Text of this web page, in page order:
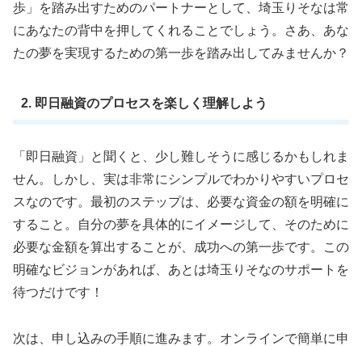
歩」を踏み出すためのパートナーとして、埼玉りそなは常
にあなたの背中を押してくれることでしょう。さあ、あな
たの夢を実現するための第一歩を踏み出してみませんか？
2. 即日融資のプロセスを楽しく理解しよう
「即日融資」と聞くと、少し難しそうに感じるかもしれま
せん。しかし、実は非常にシンプルでわかりやすいプロセ
スなのです。最初のステップは、必要な資金の額を明確に
すること。自分の夢を具体的にイメージして、そのために
必要な金額を算出することが、成功への第一歩です。この
明確なビジョンがあれば、あとは埼玉りそなのサポートを
待つだけです！
次は、申し込みの手順に進みます。オンラインで簡単に申